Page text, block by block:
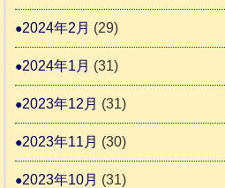
2024年2月 (29)
2024年1月 (31)
2023年12月 (31)
2023年11月 (30)
2023年10月 (31)